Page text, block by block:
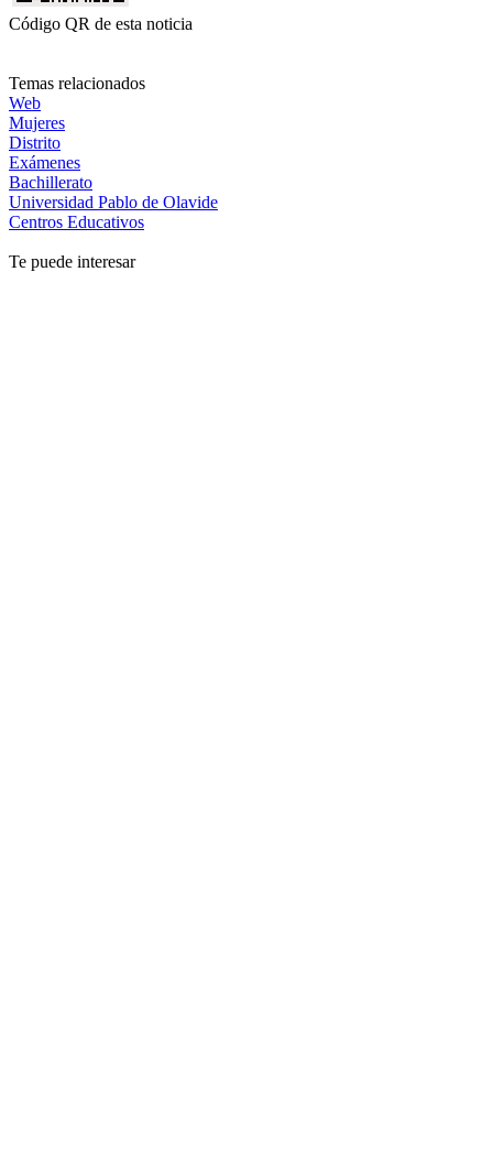
Código QR de esta noticia
Temas relacionados
Web
Mujeres
Distrito
Exámenes
Bachillerato
Universidad Pablo de Olavide
Centros Educativos
Te puede interesar